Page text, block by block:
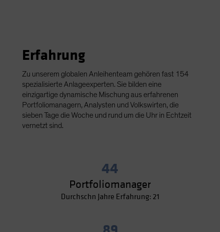
Erfahrung
Zu unserem globalen Anleihenteam gehören fast 154
spezialisierte Anlageexperten. Sie bilden eine
einzigartige dynamische Mischung aus erfahrenen
Portfoliomanagern, Analysten und Volkswirten, die
sieben Tage die Woche und rund um die Uhr in Echtzeit
vernetzt sind.
44
Portfoliomanager
Durchschn Jahre Erfahrung: 21